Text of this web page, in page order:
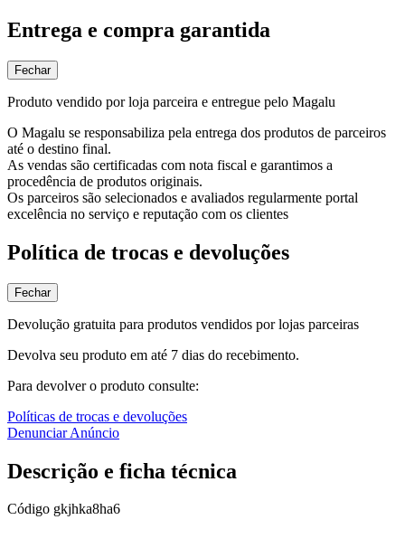
Entrega e compra garantida
Fechar
Produto vendido por loja parceira e entregue pelo Magalu
O Magalu se responsabiliza pela entrega dos produtos de parceiros
até o destino final.
As vendas são certificadas com nota fiscal e garantimos a
procedência de produtos originais.
Os parceiros são selecionados e avaliados regularmente portal
excelência no serviço e reputação com os clientes
Política de trocas e devoluções
Fechar
Devolução gratuita para produtos vendidos por lojas parceiras
Devolva seu produto em até 7 dias do recebimento.
Para devolver o produto consulte:
Políticas de trocas e devoluções
Denunciar Anúncio
Descrição e ficha técnica
Código gkjhka8ha6